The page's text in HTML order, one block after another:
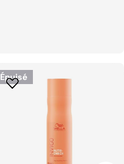
Épuisé